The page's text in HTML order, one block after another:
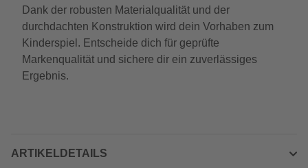
Dank der robusten Materialqualität und der
durchdachten Konstruktion wird dein Vorhaben zum
Kinderspiel. Entscheide dich für geprüfte
Markenqualität und sichere dir ein zuverlässiges
Ergebnis.
ARTIKELDETAILS